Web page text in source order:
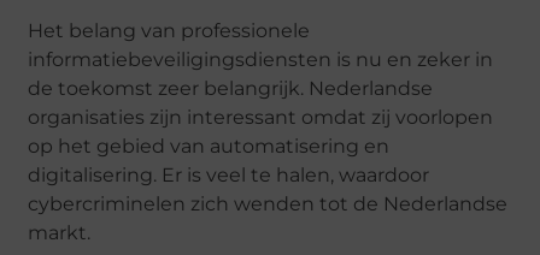
Het belang van professionele
informatiebeveiligingsdiensten is nu en zeker in
de toekomst zeer belangrijk. Nederlandse
organisaties zijn interessant omdat zij voorlopen
op het gebied van automatisering en
digitalisering. Er is veel te halen, waardoor
cybercriminelen zich wenden tot de Nederlandse
markt.